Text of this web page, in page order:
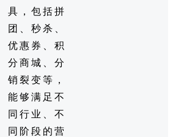
具，包括拼
团、秒杀、
优惠券、积
分商城、分
销裂变等，
能够满足不
同行业、不
同阶段的营